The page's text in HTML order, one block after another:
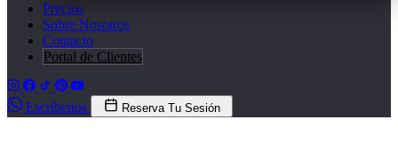
Precios
Sobre Nosotros
Contacto
Portal de Clientes
Escríbenos Reserva Tu Sesión